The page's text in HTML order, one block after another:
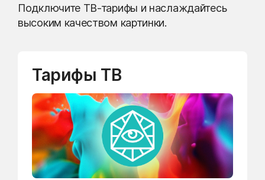
Подключите ТВ-тарифы и наслаждайтесь
высоким качеством картинки.
Тарифы ТВ